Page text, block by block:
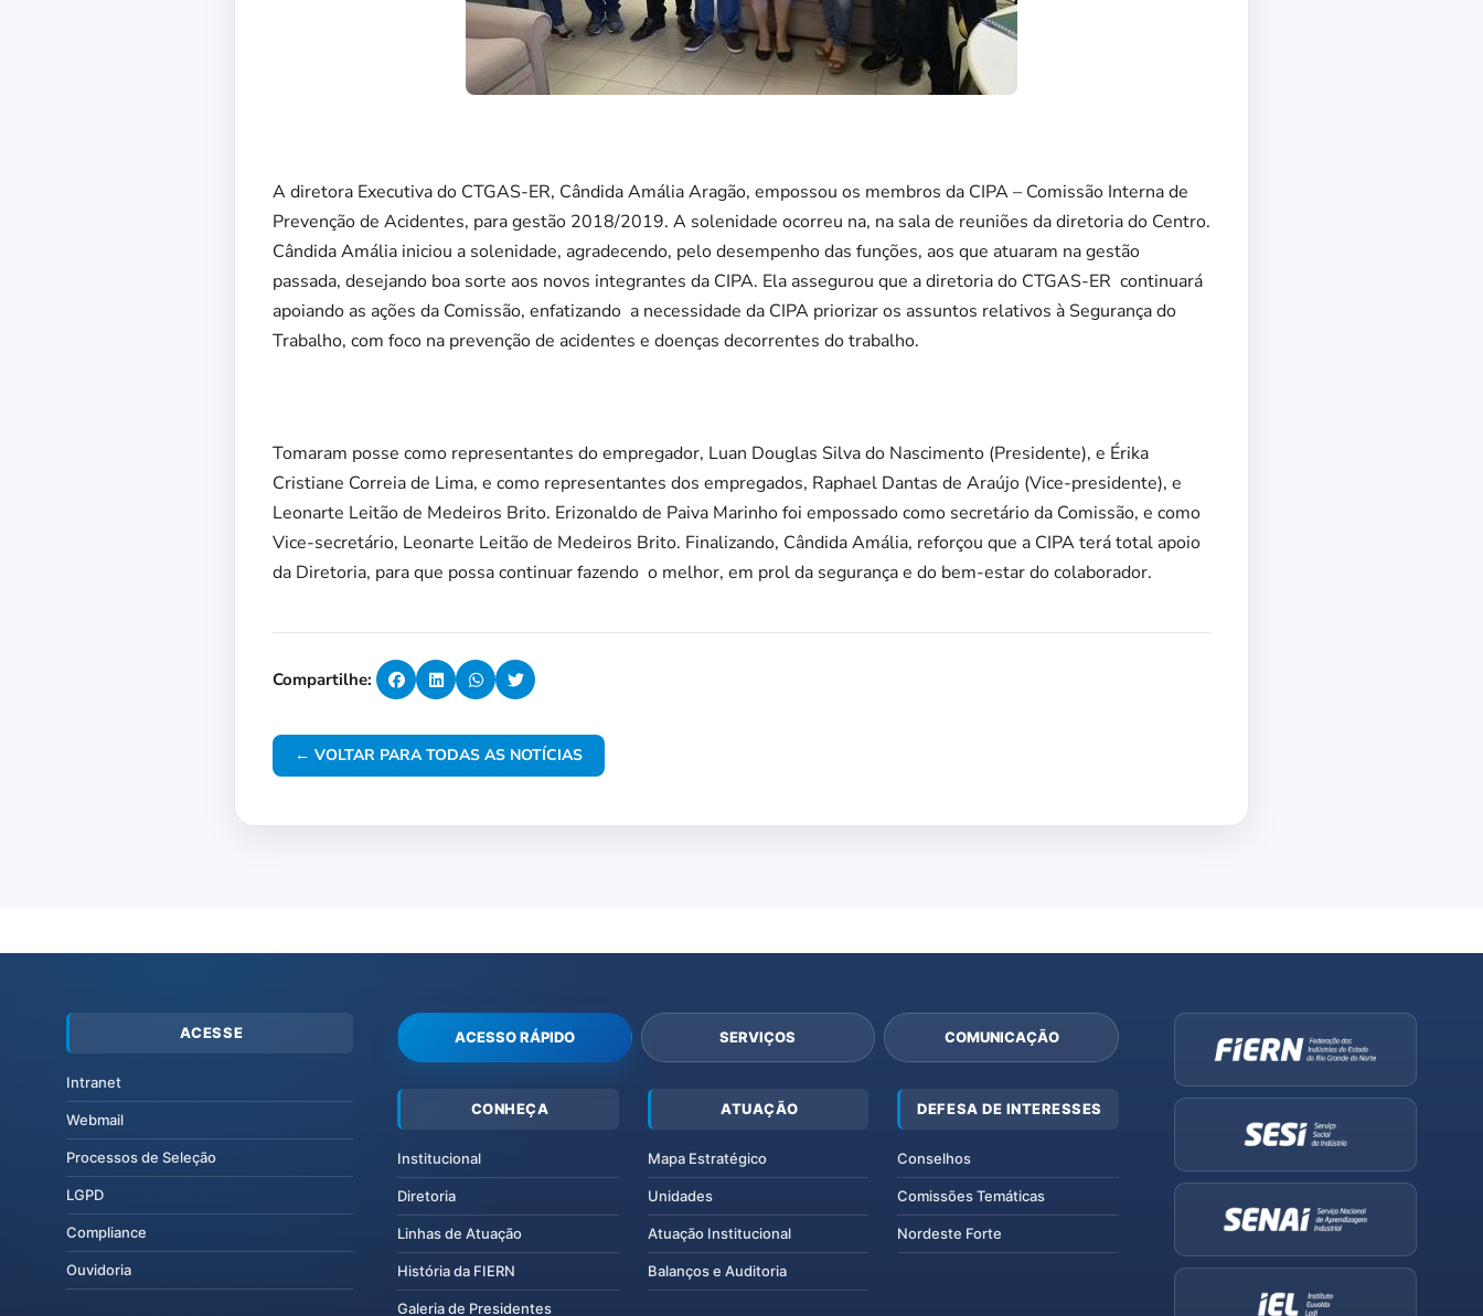
A diretora Executiva do CTGAS-ER, Cândida Amália Aragão, empossou os membros da CIPA – Comissão Interna de
Prevenção de Acidentes, para gestão 2018/2019. A solenidade ocorreu na, na sala de reuniões da diretoria do Centro.
Cândida Amália iniciou a solenidade, agradecendo, pelo desempenho das funções, aos que atuaram na gestão
passada, desejando boa sorte aos novos integrantes da CIPA. Ela assegurou que a diretoria do CTGAS-ER continuará
apoiando as ações da Comissão, enfatizando a necessidade da CIPA priorizar os assuntos relativos à Segurança do
Trabalho, com foco na prevenção de acidentes e doenças decorrentes do trabalho.
Tomaram posse como representantes do empregador, Luan Douglas Silva do Nascimento (Presidente), e Érika
Cristiane Correia de Lima, e como representantes dos empregados, Raphael Dantas de Araújo (Vice-presidente), e
Leonarte Leitão de Medeiros Brito. Erizonaldo de Paiva Marinho foi empossado como secretário da Comissão, e como
Vice-secretário, Leonarte Leitão de Medeiros Brito. Finalizando, Cândida Amália, reforçou que a CIPA terá total apoio
da Diretoria, para que possa continuar fazendo o melhor, em prol da segurança e do bem-estar do colaborador.
Compartilhe:
← VOLTAR PARA TODAS AS NOTÍCIAS
ACESSE
Intranet
Webmail
Processos de Seleção
LGPD
Compliance
Ouvidoria
ACESSO RÁPIDO SERVIÇOS COMUNICAÇÃO
CONHEÇA
Institucional
Diretoria
Linhas de Atuação
História da FIERN
Galeria de Presidentes
ATUAÇÃO
Mapa Estratégico
Unidades
Atuação Institucional
Balanços e Auditoria
DEFESA DE INTERESSES
Conselhos
Comissões Temáticas
Nordeste Forte